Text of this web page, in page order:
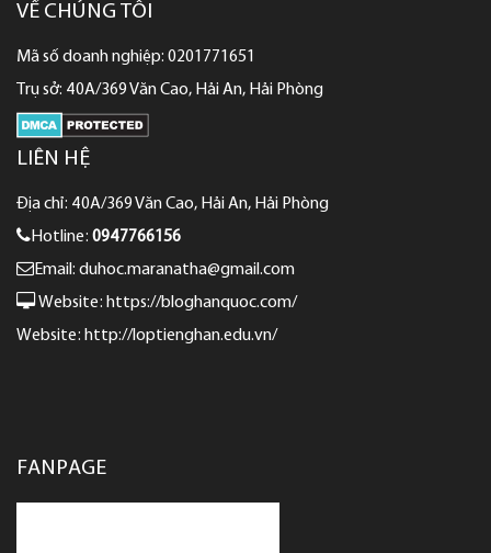
VỀ CHÚNG TÔI
Mã số doanh nghiệp: 0201771651
Trụ sở: 40A/369 Văn Cao, Hải An, Hải Phòng
LIÊN HỆ
Địa chỉ: 40A/369 Văn Cao, Hải An, Hải Phòng
Hotline: 0947766156
Email: duhoc.maranatha@gmail.com
Website: https://bloghanquoc.com/
Website: http://loptienghan.edu.vn/
FANPAGE